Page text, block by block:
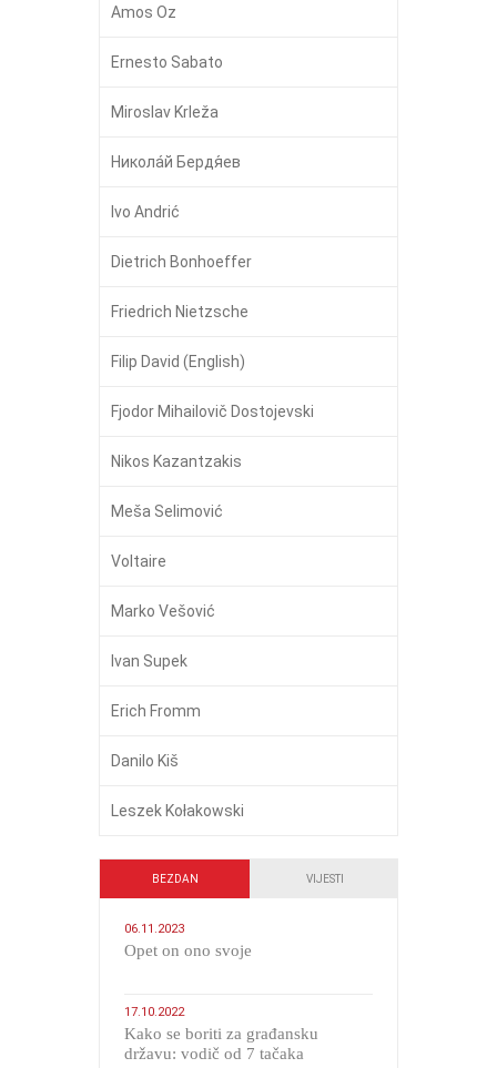
Amos Oz
Ernesto Sabato
Miroslav Krleža
Никола́й Бердя́ев
Ivo Andrić
Dietrich Bonhoeffer
Friedrich Nietzsche
Filip David (English)
Fjodor Mihailovič Dostojevski
Nikos Kazantzakis
Meša Selimović
Voltaire
Marko Vešović
Ivan Supek
Erich Fromm
Danilo Kiš
Leszek Kołakowski
BEZDAN VIJESTI
06.11.2023
​Opet on ono svoje
17.10.2022
Kako se boriti za građansku
državu: vodič od 7 tačaka